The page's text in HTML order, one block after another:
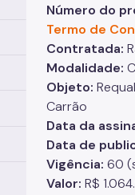
Número do
Termo de
Contratada:
Modalidade:
Objeto:
Carrão
Data da
Data de
Vigência: 60
Valor: R$